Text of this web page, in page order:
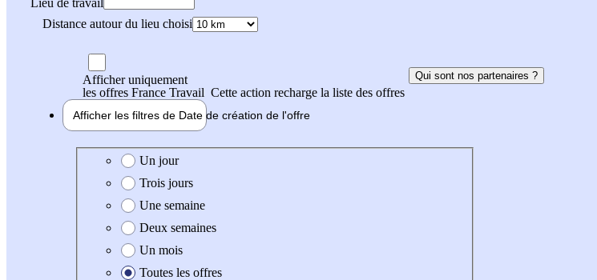
Lieu de travail
Distance autour du lieu choisi
Afficher uniquement
les offres France Travail Cette action recharge la liste des offres
Qui sont nos partenaires ?
Afficher les filtres de Date de création de l'offre
Date de création de l'offre
Un jour
Trois jours
Une semaine
Deux semaines
Un mois
Toutes les offres